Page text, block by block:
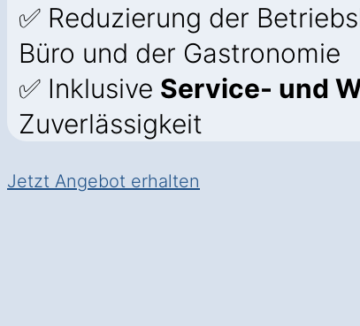
✅ Reduzierung der
Büro und der Gastronomie
✅ Inklusive Service- und
Zuverlässigkeit
Jetzt Angebot erhalten